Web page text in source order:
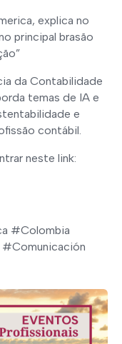
explica no
principal brasão
da Contabilidade
temas de IA e
e
contábil.
neste link:
#Colombia